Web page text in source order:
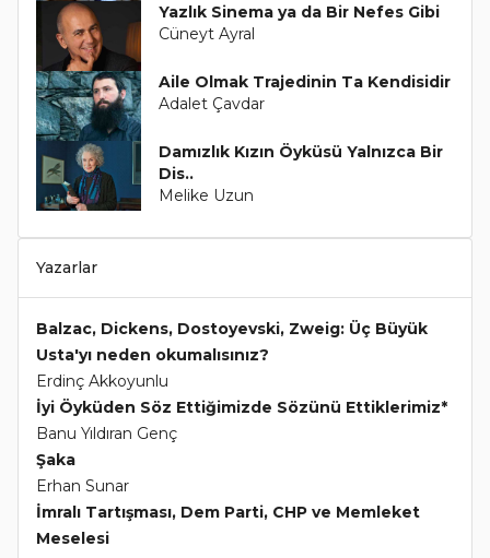
Yazlık Sinema ya da Bir Nefes Gibi
Cüneyt Ayral
Aile Olmak Trajedinin Ta Kendisidir
Adalet Çavdar
Damızlık Kızın Öyküsü Yalnızca Bir
Dis..
Melike Uzun
Yazarlar
Balzac, Dickens, Dostoyevski, Zweig: Üç Büyük
Usta'yı neden okumalısınız?
Erdinç Akkoyunlu
İyi Öyküden Söz Ettiğimizde Sözünü Ettiklerimiz*
Banu Yıldıran Genç
Şaka
Erhan Sunar
İmralı Tartışması, Dem Parti, CHP ve Memleket
Meselesi